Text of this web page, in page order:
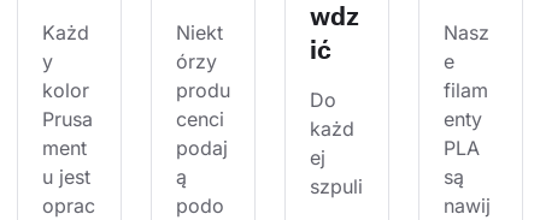
Każd
y
kolor
Prusa
ment
u jest
oprac
Niekt
órzy
produ
cenci
podaj
ą
podo
wdz
ić
Do
każd
ej
szpuli
Nasz
e
filam
enty
PLA
są
nawij